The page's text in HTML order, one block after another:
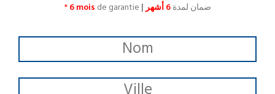
*6 mois de garantie | ضمان لمدة6 أشهر